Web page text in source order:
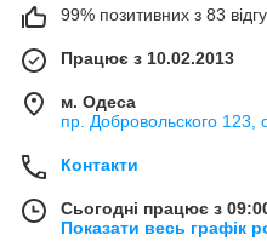
99% позитивних з 83
Працює з 10.02.2013
м. Одеса
пр. Добровольского 123,
Контакти
Сьогодні працює з
Показати весь графік